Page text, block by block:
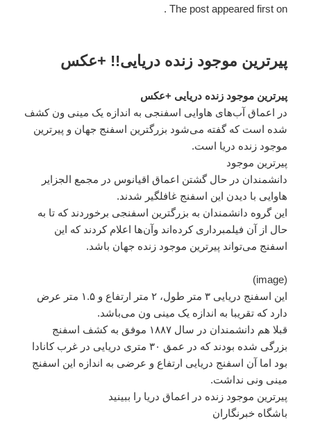
The post appeared first on .
پیرترین موجود زنده دریایی!! +عکس
پیرترین موجود زنده دریایی +عکس
در اعماق آب‌های هاوایی اسفنجی به اندازه یک مینی ون کشف
شده است که گفته می‌شود بزرگترین اسفنج جهان و پیرترین
موجود زنده دریا است.
پیرترین موجود
دانشمندان در حال گشتن اعماق اقیانوس در مجمع الجزایر
هاوایی با دیدن این اسفنج غافلگیر شدند.
این گروه دانشمندان به بزرگترین اسفنجی برخوردند که تا به
حال از آن فیلمبرداری کرده‌اند وآن‌ها اعلام کردند که این
اسفنج می‌تواند پیرترین موجود زنده جهان باشد.
(image)
این اسفنج دریایی ۳ متر طول، ۲ متر ارتفاع و ۱.۵ متر عرض
دارد که تقریبا به اندازه یک مینی ون می‌باشد.
قبلا هم دانشمندان در سال ۱۸۸۷ موفق به کشف اسفنج
بزرگی شده بودند که در عمق ۳۰ متری دریایی در غرب کانادا
بود اما آن اسفنج دریایی ارتفاع و عرضی به اندازه این اسفنج
مینی ونی نداشت.
پیرترین موجود زنده در اعماق دریا را ببینید
باشگاه خبرنگاران